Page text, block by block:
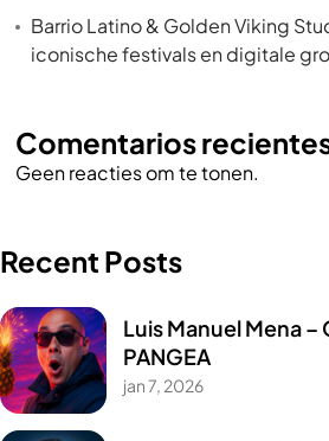
Barrio Latino & Golden Viking
iconische festivals en digitale
Comentarios
Geen reacties om te tonen.
Recent Posts
Luis Manuel Mena
PANGEA
jan 7, 2026